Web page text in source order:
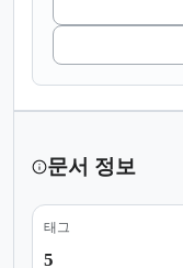
문서 정보
태그
5